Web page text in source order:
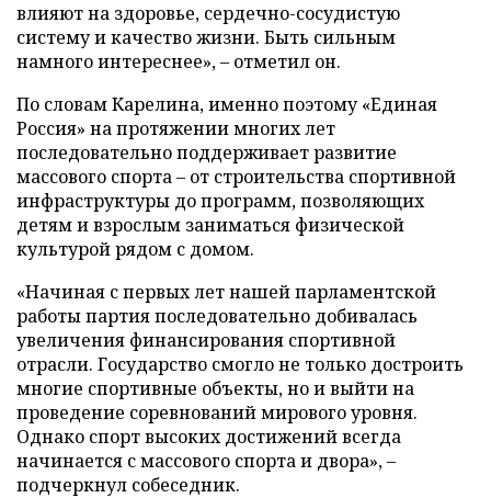
влияют на здоровье, сердечно-сосудистую
систему и качество жизни. Быть сильным
намного интереснее», – отметил он.
По словам Карелина, именно поэтому «Единая
Россия» на протяжении многих лет
последовательно поддерживает развитие
массового спорта – от строительства спортивной
инфраструктуры до программ, позволяющих
детям и взрослым заниматься физической
культурой рядом с домом.
«Начиная с первых лет нашей парламентской
работы партия последовательно добивалась
увеличения финансирования спортивной
отрасли. Государство смогло не только достроить
многие спортивные объекты, но и выйти на
проведение соревнований мирового уровня.
Однако спорт высоких достижений всегда
начинается с массового спорта и двора», –
подчеркнул собеседник.